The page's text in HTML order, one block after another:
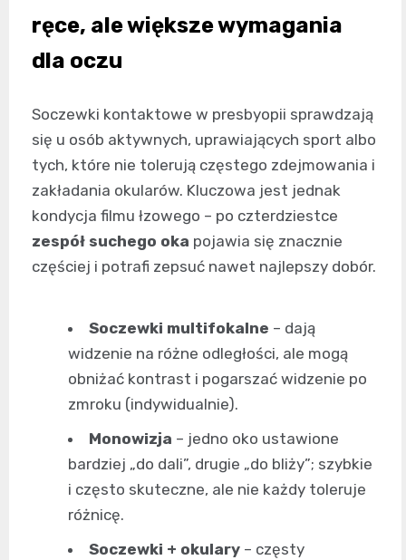
ręce, ale większe wymagania
dla oczu
Soczewki kontaktowe w presbyopii sprawdzają
się u osób aktywnych, uprawiających sport albo
tych, które nie tolerują częstego zdejmowania i
zakładania okularów. Kluczowa jest jednak
kondycja filmu łzowego – po czterdziestce
zespół suchego oka pojawia się znacznie
częściej i potrafi zepsuć nawet najlepszy dobór.
Soczewki multifokalne – dają
widzenie na różne odległości, ale mogą
obniżać kontrast i pogarszać widzenie po
zmroku (indywidualnie).
Monowizja – jedno oko ustawione
bardziej „do dali”, drugie „do bliży”; szybkie
i często skuteczne, ale nie każdy toleruje
różnicę.
Soczewki + okulary – częsty